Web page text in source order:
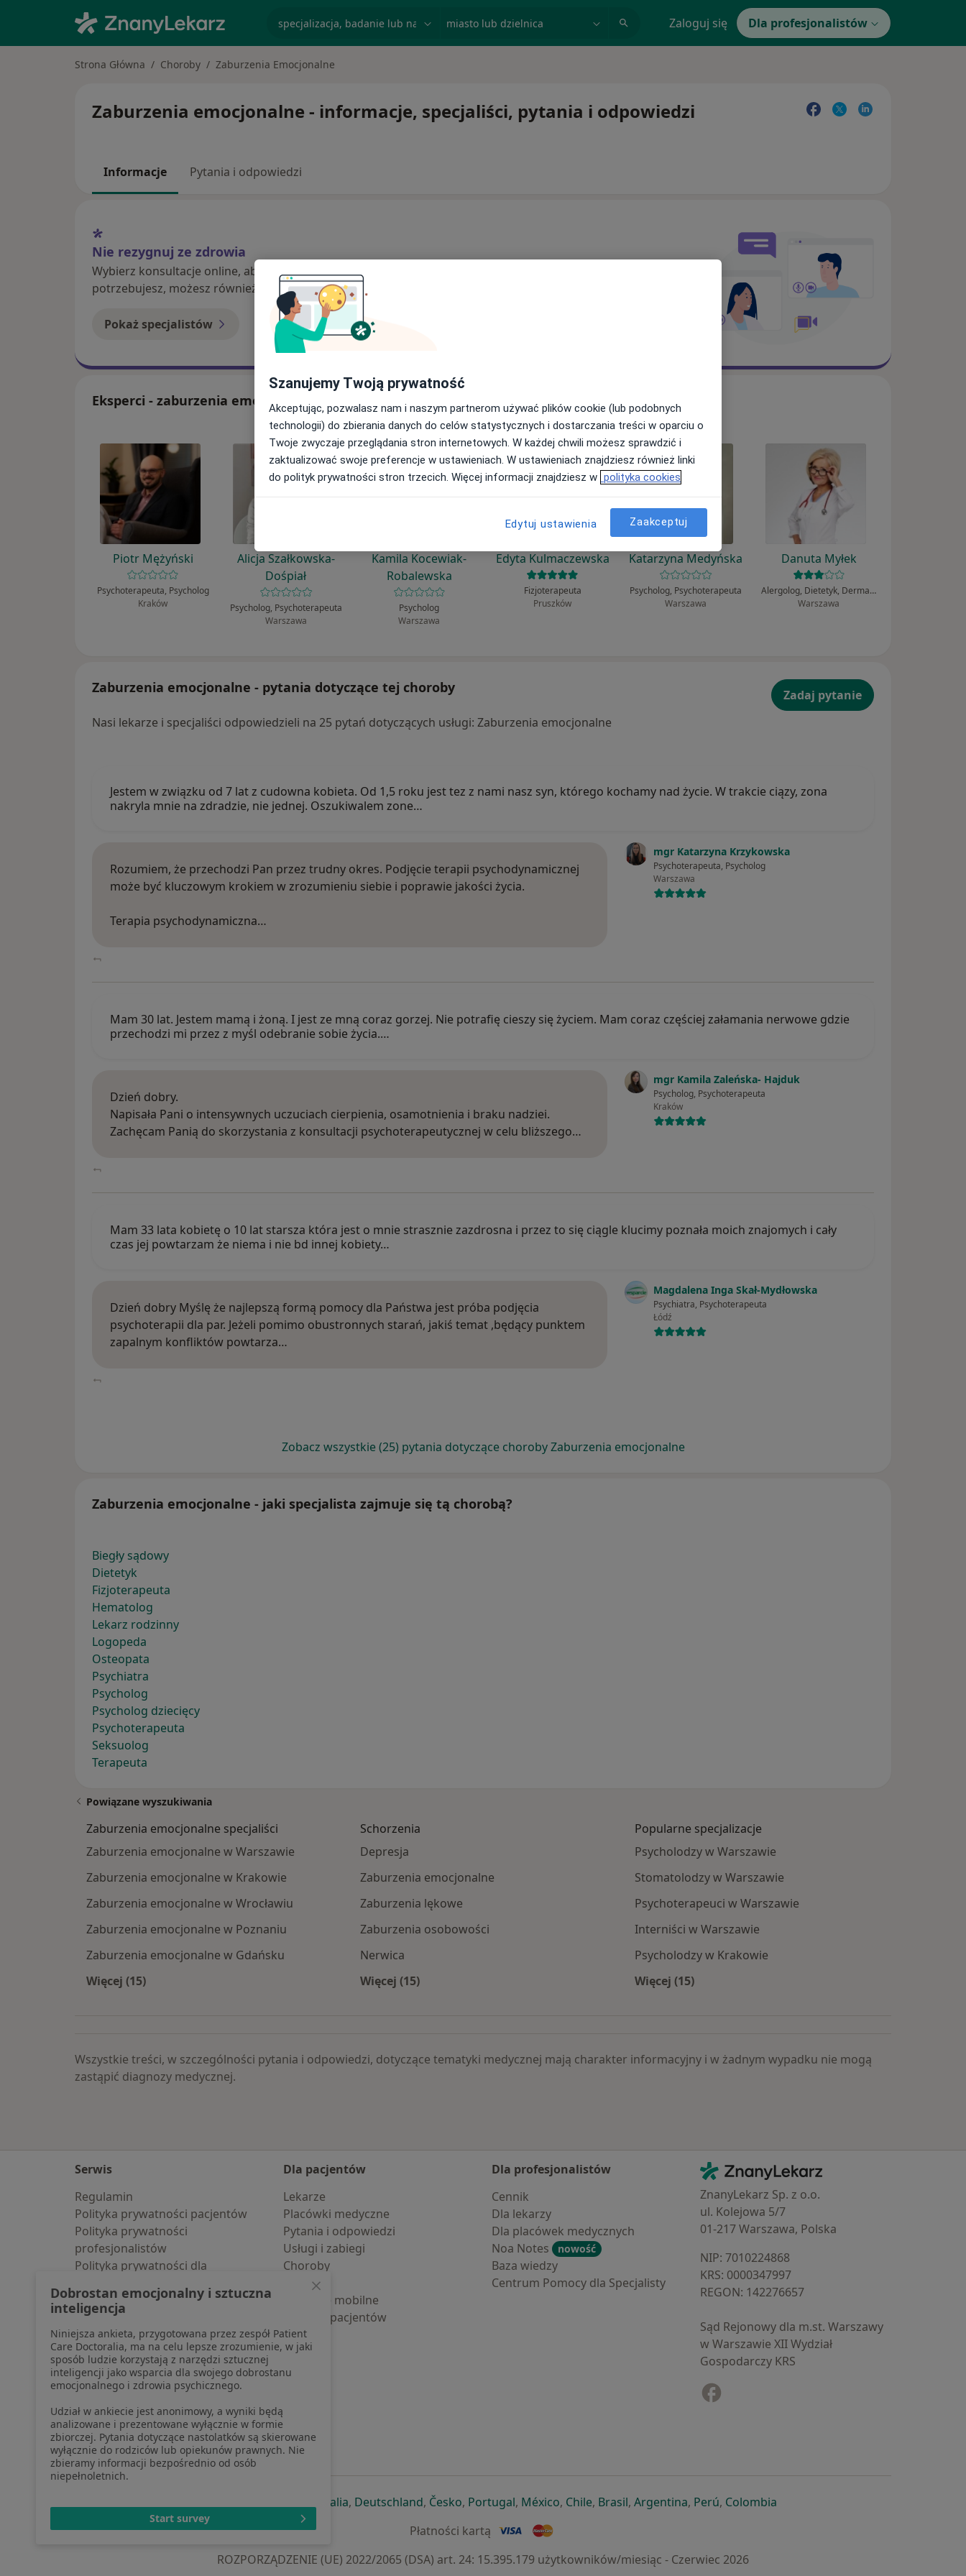
Zaloguj się Dla profesjonalistów
Strona Główna Choroby Zaburzenia Emocjonalne
Zaburzenia emocjonalne - informacje, specjaliści, pytania i odpowiedzi
Informacje Pytania i odpowiedzi
Nie rezygnuj ze zdrowia
Wybierz konsultacje online, aby rozpocząć lub kontynuować leczenie bez wychodzenia z domu. Jeśli
potrzebujesz, możesz również umówić wizytę w gabinecie.
Pokaż specjalistów Jak to działa?
Eksperci - zaburzenia emocjonalne
Piotr Mężyński
Psychoterapeuta, Psycholog
Kraków
Alicja Szałkowska-
Dośpiał
Psycholog, Psychoterapeuta
Warszawa
Kamila Kocewiak-
Robalewska
Psycholog
Warszawa
Edyta Kulmaczewska
Fizjoterapeuta
Pruszków
Katarzyna Medyńska
Psycholog, Psychoterapeuta
Warszawa
Danuta Myłek
Alergolog, Dietetyk, Dermatolog
Warszawa
Zaburzenia emocjonalne - pytania dotyczące tej choroby
Zadaj pytanie
Nasi lekarze i specjaliści odpowiedzieli na 25 pytań dotyczących usługi: Zaburzenia emocjonalne
Jestem w związku od 7 lat z cudowna kobieta. Od 1,5 roku jest tez z nami nasz syn, którego kochamy nad życie. W trakcie ciązy, zona
nakryla mnie na zdradzie, nie jednej. Oszukiwalem zone…
mgr Katarzyna Krzykowska
Psychoterapeuta, Psycholog
Warszawa
Rozumiem, że przechodzi Pan przez trudny okres. Podjęcie terapii psychodynamicznej
może być kluczowym krokiem w zrozumieniu siebie i poprawie jakości życia.
Terapia psychodynamiczna…
Mam 30 lat. Jestem mamą i żoną. I jest ze mną coraz gorzej. Nie potrafię cieszy się życiem. Mam coraz częściej załamania nerwowe gdzie
przechodzi mi przez z myśl odebranie sobie życia.…
mgr Kamila Zaleńska- Hajduk
Psycholog, Psychoterapeuta
Kraków
Dzień dobry.
Napisała Pani o intensywnych uczuciach cierpienia, osamotnienia i braku nadziei.
Zachęcam Panią do skorzystania z konsultacji psychoterapeutycznej w celu bliższego…
Mam 33 lata kobietę o 10 lat starsza która jest o mnie strasznie zazdrosna i przez to się ciągle klucimy poznała moich znajomych i cały
czas jej powtarzam że niema i nie bd innej kobiety…
Magdalena Inga Skał-Mydłowska
Psychiatra, Psychoterapeuta
Łódź
Dzień dobry Myślę że najlepszą formą pomocy dla Państwa jest próba podjęcia
psychoterapii dla par. Jeżeli pomimo obustronnych starań, jakiś temat ,będący punktem
zapalnym konfliktów powtarza…
Zobacz wszystkie (25) pytania dotyczące choroby Zaburzenia emocjonalne
Zaburzenia emocjonalne - jaki specjalista zajmuje się tą chorobą?
Biegły sądowy
Dietetyk
Fizjoterapeuta
Hematolog
Lekarz rodzinny
Logopeda
Osteopata
Psychiatra
Psycholog
Psycholog dziecięcy
Psychoterapeuta
Seksuolog
Terapeuta
Powiązane wyszukiwania
Zaburzenia emocjonalne specjaliści
Zaburzenia emocjonalne w Warszawie
Zaburzenia emocjonalne w Krakowie
Zaburzenia emocjonalne w Wrocławiu
Zaburzenia emocjonalne w Poznaniu
Zaburzenia emocjonalne w Gdańsku
Więcej (15)
Schorzenia
Depresja
Zaburzenia emocjonalne
Zaburzenia lękowe
Zaburzenia osobowości
Nerwica
Więcej (15)
Popularne specjalizacje
Psycholodzy w Warszawie
Stomatolodzy w Warszawie
Psychoterapeuci w Warszawie
Interniści w Warszawie
Psycholodzy w Krakowie
Więcej (15)
Wszystkie treści, w szczególności pytania i odpowiedzi, dotyczące tematyki medycznej mają charakter informacyjny i w żadnym wypadku nie mogą
zastąpić diagnozy medycznej.
Serwis
Regulamin
Polityka prywatności pacjentów
Polityka prywatności
profesjonalistów
Polityka prywatności dla
pozyskaliśmy samodzielnie
Polityka cookies
Jak działają wyniki wyszukiwania
Dostępność
O nas
Praca Rekrutujemy!
Partnerzy
Centrum prasowe
Kontakt
Dla pacjentów
Lekarze
Placówki medyczne
Pytania i odpowiedzi
Usługi i zabiegi
Choroby
Pomoc
Aplikacje mobilne
Blog dla pacjentów
Dla profesjonalistów
Cennik
Dla lekarzy
Dla placówek medycznych
Noa Notes
nowość
Baza wiedzy
Centrum Pomocy dla Specjalisty
Kontakt
ZnanyLekarz - Strona główna
ZnanyLekarz Sp. z o.o.
ul. Kolejowa 5/7
01-217 Warszawa, Polska
NIP: ⁠7010224868
KRS: ⁠0000347997
REGON: ⁠142276657
Sąd Rejonowy dla m.st. Warszawy
w Warszawie XII Wydział
Gospodarczy KRS
otwiera się w nowej karcie
otwiera się w nowej karcie
otwiera się w nowej karcie
Italiaotwiera się w nowej karcie
, Deutschlandotwiera się w nowej karcie
, Českootwiera się w nowej karcie
, Portugalotwiera się w nowej karcie
, Méxicootwiera się w nowej karcie
, Chileotwiera się w nowej karcie
, Brasilotwiera się w nowej karcie
, Argentinaotwiera się w nowej karcie
, Perúotwiera się w nowej karcie
, Colombiaotwiera się w nowej karcie
Płatności kartą
ROZPORZĄDZENIE (UE) 2022/2065 (DSA) art. 24: 15.395.179 użytkowników/miesiąc - Czerwiec 2026
Szanujemy Twoją prywatność
Akceptując, pozwalasz nam i naszym partnerom używać plików cookie (lub podobnych
technologii) do zbierania danych do celów statystycznych i dostarczania treści w oparciu o
Twoje zwyczaje przeglądania stron internetowych. W każdej chwili możesz sprawdzić i
zaktualizować swoje preferencje w ustawieniach. W ustawieniach znajdziesz również linki
do polityk prywatności stron trzecich. Więcej informacji znajdziesz w polityka cookies
Edytuj ustawienia Zaakceptuj
Dobrostan emocjonalny i sztuczna
inteligencja
Niniejsza ankieta, przygotowana przez zespół Patient
Care Doctoralia, ma na celu lepsze zrozumienie, w jaki
sposób ludzie korzystają z narzędzi sztucznej
inteligencji jako wsparcia dla swojego dobrostanu
emocjonalnego i zdrowia psychicznego.
Udział w ankiecie jest anonimowy, a wyniki będą
analizowane i prezentowane wyłącznie w formie
zbiorczej. Pytania dotyczące nastolatków są skierowane
wyłącznie do rodziców lub opiekunów prawnych. Nie
zbieramy informacji bezpośrednio od osób
niepełnoletnich.
Start survey